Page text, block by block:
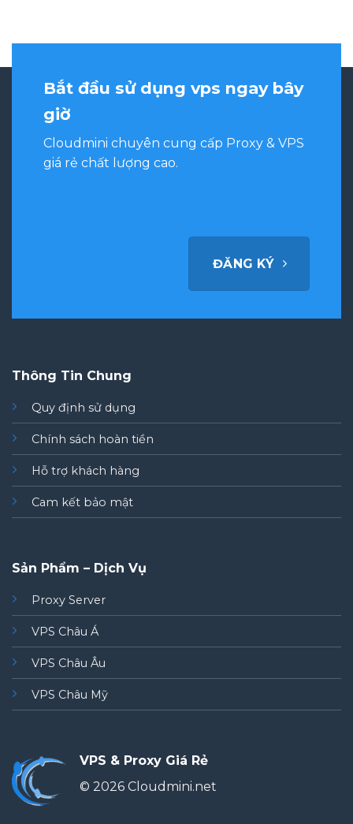
Bắt đầu sử dụng vps ngay bây
giờ
Cloudmini chuyên cung cấp Proxy & VPS
giá rẻ chất lượng cao.
ĐĂNG KÝ
Thông Tin Chung
Quy định sử dụng
Chính sách hoàn tiền
Hỗ trợ khách hàng
Cam kết bảo mật
Sản Phẩm – Dịch Vụ
Proxy Server
VPS Châu Á
VPS Châu Âu
VPS Châu Mỹ
VPS & Proxy Giá Rẻ
© 2026 Cloudmini.net